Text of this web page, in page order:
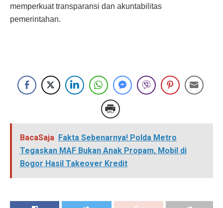
memperkuat transparansi dan akuntabilitas
pemerintahan.
BacaSaja Fakta Sebenarnya! Polda Metro
Tegaskan MAF Bukan Anak Propam, Mobil di
Bogor Hasil Takeover Kredit